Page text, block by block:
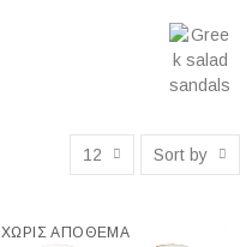
12 Sort by
ΧΩΡΊΣ ΑΠΌΘΕΜΑ